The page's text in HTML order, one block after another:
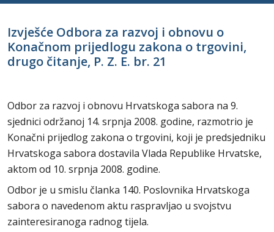
Izvješće Odbora za razvoj i obnovu o
Konačnom prijedlogu zakona o trgovini,
drugo čitanje, P. Z. E. br. 21
Odbor za razvoj i obnovu Hrvatskoga sabora na 9.
sjednici održanoj 14. srpnja 2008. godine, razmotrio je
Konačni prijedlog zakona o trgovini, koji je predsjedniku
Hrvatskoga sabora dostavila Vlada Republike Hrvatske,
aktom od 10. srpnja 2008. godine.
Odbor je u smislu članka 140. Poslovnika Hrvatskoga
sabora o navedenom aktu raspravljao u svojstvu
zainteresiranoga radnog tijela.